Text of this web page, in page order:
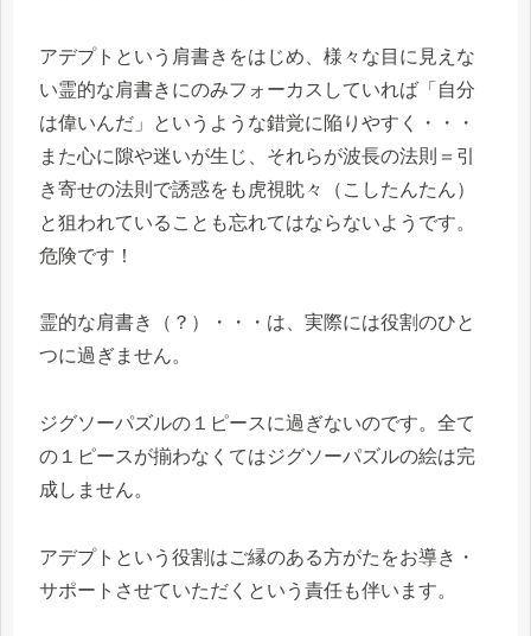
アデプトという肩書きをはじめ、様々な目に見えな
い霊的な肩書きにのみフォーカスしていれば「自分
は偉いんだ」というような錯覚に陥りやすく・・・
また心に隙や迷いが生じ、それらが波長の法則＝引
き寄せの法則で誘惑をも虎視眈々（こしたんたん）
と狙われていることも忘れてはならないようです。
危険です！
霊的な肩書き（？）・・・は、実際には役割のひと
つに過ぎません。
ジグソーパズルの１ピースに過ぎないのです。全て
の１ピースが揃わなくてはジグソーパズルの絵は完
成しません。
アデプトという役割はご縁のある方がたをお導き・
サポートさせていただくという責任も伴います。